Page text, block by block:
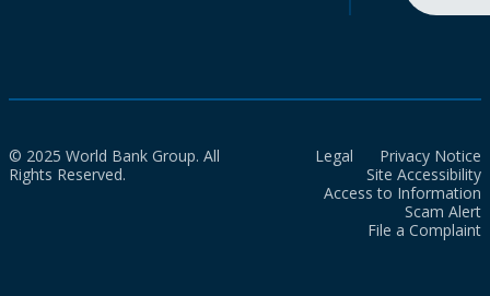
© 2025 World Bank Group. All
Rights Reserved.
Legal
Privacy Notice
Site Accessibility
Access to Information
Scam Alert
File a Complaint